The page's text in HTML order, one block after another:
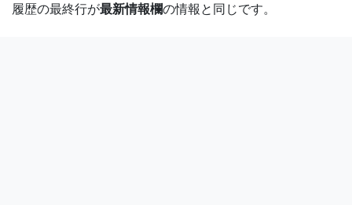
履歴の最終行が最新情報欄の情報と同じです。